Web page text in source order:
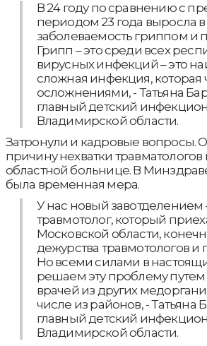
В 24 году по сравнению с
периодом 23 года выросла в
заболеваемость гриппом и
Грипп – это среди всех
вирусных инфекций – это
сложная инфекция, которая
осложнениями, - Татьяна
главный детский
Владимирской области.
Затронули и кадровые вопросы.
причину нехватки травматологов
областной больнице. В
была временная мера.
У нас новый завотделением
травмотолог, который
Московской области,
дежурства травмотологов и
Но всеми силами в
решаем эту проблему
врачей из других
числе из районов, - Татьяна
главный детский
Владимирской области.